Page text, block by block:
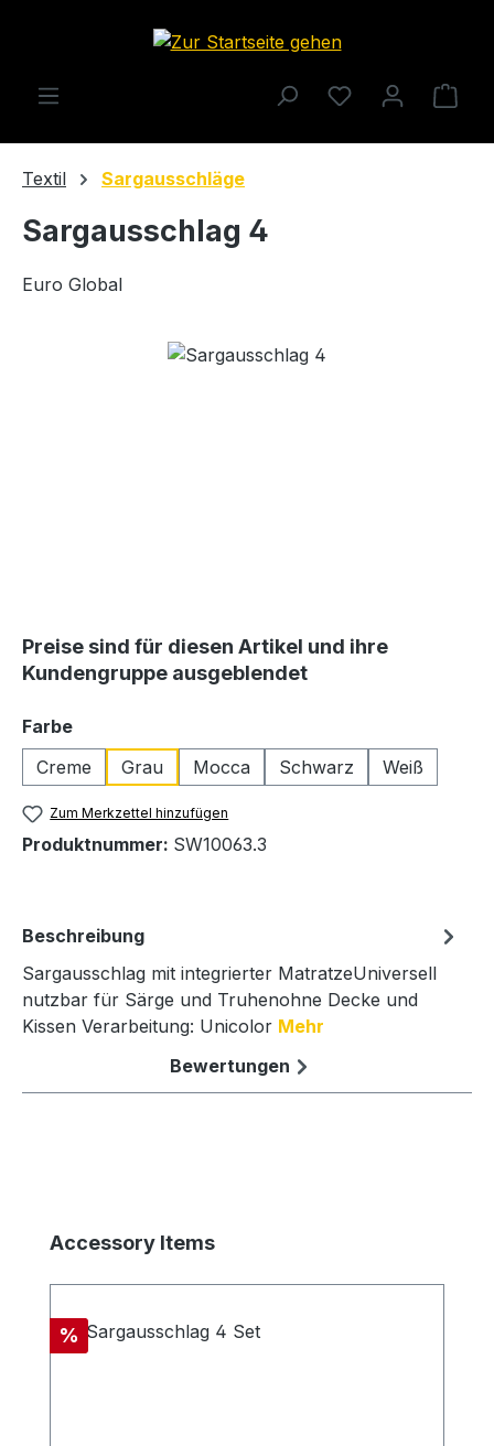
Zum Hauptinhalt springen
Textil Sargausschläge
Sargausschlag 4
Euro Global
Bildergalerie überspringen
Preise sind für diesen Artikel und ihre
Kundengruppe ausgeblendet
Farbeauswählen
Creme
Grau Mocca Schwarz Weiß
Zum Merkzettel hinzufügen
Produktnummer: SW10063.3
Beschreibung
Sargausschlag mit integrierter MatratzeUniversell
nutzbar für Särge und Truhenohne Decke und
Kissen Verarbeitung: Unicolor Mehr
Bewertungen
Produktgalerie überspringen
Accessory Items
Rabatt
%